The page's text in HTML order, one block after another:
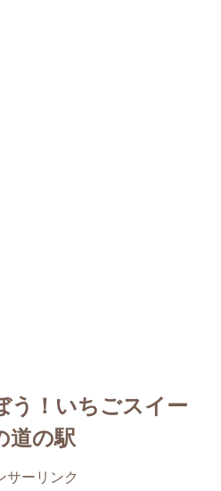
う！いちごスイー
道の駅
サーリンク